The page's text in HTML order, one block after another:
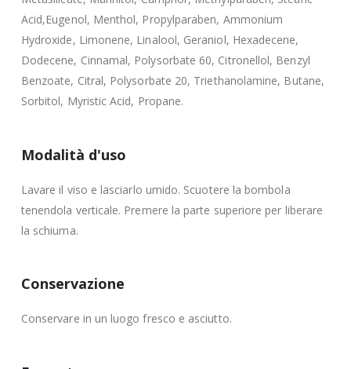
Acid,Eugenol, Menthol, Propylparaben, Ammonium
Hydroxide, Limonene, Linalool, Geraniol, Hexadecene,
Dodecene, Cinnamal, Polysorbate 60, Citronellol, Benzyl
Benzoate, Citral, Polysorbate 20, Triethanolamine, Butane,
Sorbitol, Myristic Acid, Propane.
Modalità d'uso
Lavare il viso e lasciarlo umido. Scuotere la bombola
tenendola verticale. Premere la parte superiore per liberare
la schiuma.
Conservazione
Conservare in un luogo fresco e asciutto.